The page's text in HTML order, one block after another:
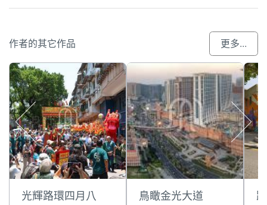
作者的其它作品 更多...
光輝路環四月八 鳥瞰金光大道